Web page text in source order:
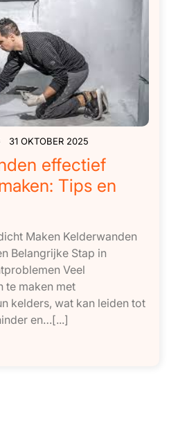
31 OKTOBER 2025
effectief
Tips en
Maken Kelderwanden
Belangrijke Stap in
Veel
te maken met
kelders, wat kan leiden tot
en…[...]